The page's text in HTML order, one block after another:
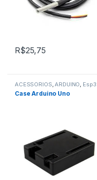
R$25,75
ACESSÓRIOS,ARDUINO,
Case Arduino Uno